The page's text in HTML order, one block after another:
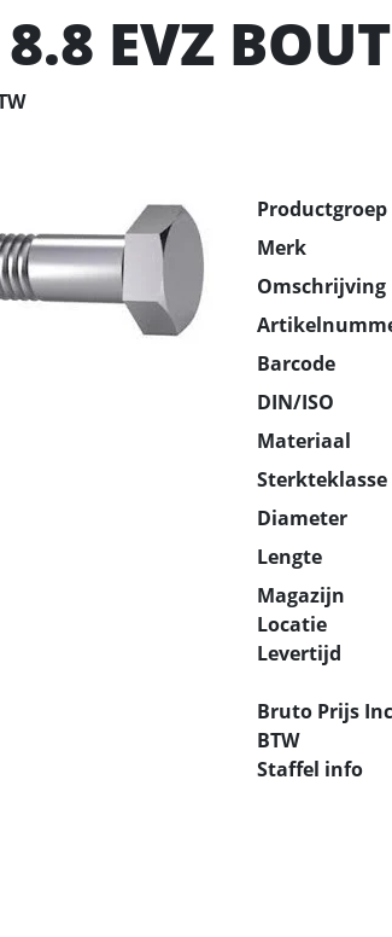
EVZ
Productgroep
Merk
Omschrijving
Barcode
DIN/ISO
Materiaal
Sterkteklasse
Diameter
Lengte
Magazijn
Locatie
Levertijd
Bruto Prijs
BTW
Staffel info